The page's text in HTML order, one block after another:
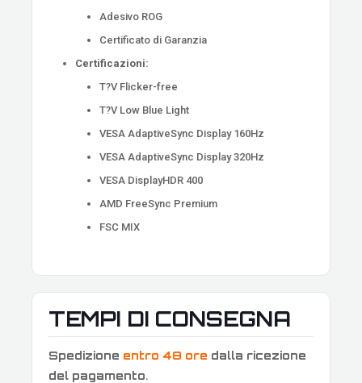
Adesivo ROG
Certificato di Garanzia
Certificazioni:
T?V Flicker-free
T?V Low Blue Light
VESA AdaptiveSync Display 160Hz
VESA AdaptiveSync Display 320Hz
VESA DisplayHDR 400
AMD FreeSync Premium
FSC MIX
TEMPI DI CONSEGNA
Spedizione entro 48 ore dalla ricezione
del pagamento.